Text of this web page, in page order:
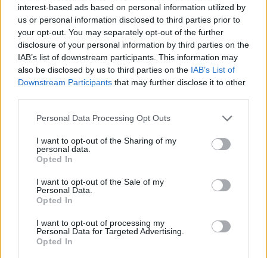
interest-based ads based on personal information utilized by
us or personal information disclosed to third parties prior to
your opt-out. You may separately opt-out of the further
disclosure of your personal information by third parties on the
IAB’s list of downstream participants. This information may
also be disclosed by us to third parties on the IAB’s List of
Downstream Participants that may further disclose it to other
Personal Data Processing Opt Outs
I want to opt-out of the Sharing of my
personal data.
Opted In
I want to opt-out of the Sale of my
Personal Data.
Opted In
I want to opt-out of processing my
Personal Data for Targeted Advertising.
Opted In
Zitronen-Croissants
Leicht
Marmeladekipferl aus der
Heißluftfritteuse
Nougatringe
Leicht
Gebackene Osternester
Leicht